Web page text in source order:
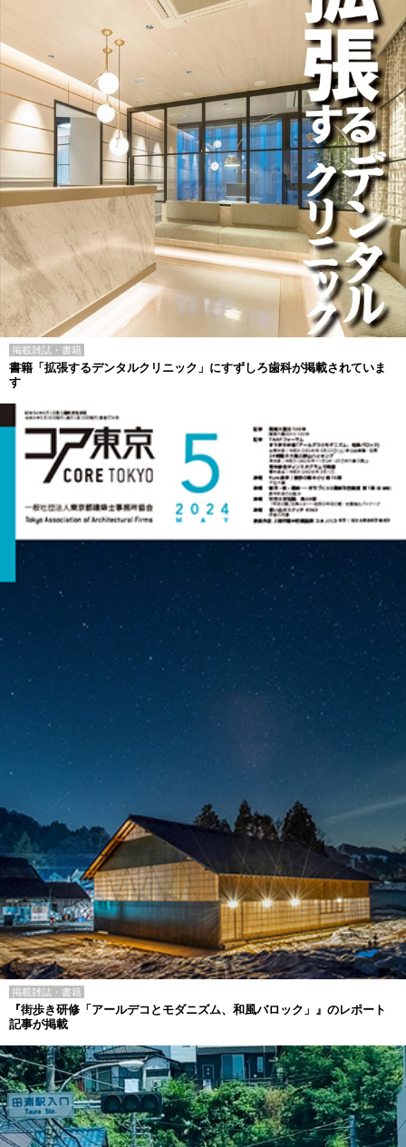
掲載雑誌・書籍
書籍「拡張するデンタルクリニック」にすずしろ歯科が掲載されていま
す
掲載雑誌・書籍
『街歩き研修「アールデコとモダニズム、和風バロック」』のレポート
記事が掲載